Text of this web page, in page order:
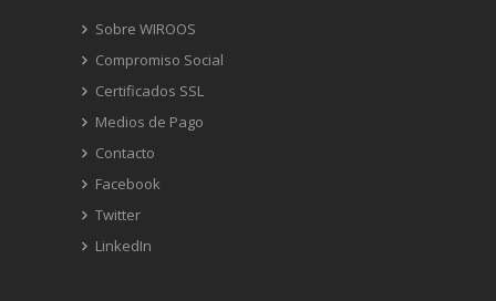
Sobre WIROOS
Compromiso Social
Certificados SSL
Medios de Pago
Contacto
Facebook
Twitter
LinkedIn